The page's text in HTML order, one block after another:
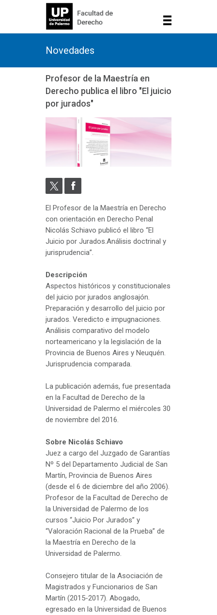
Novedades
Profesor de la Maestría en
Derecho publica el libro "El juicio
por jurados"
El Profesor de la Maestría en Derecho
con orientación en Derecho Penal
Nicolás Schiavo publicó el libro “El
Juicio por Jurados.Análisis doctrinal y
jurisprudencia”.
Descripción
Aspectos históricos y constitucionales
del juicio por jurados anglosajón.
Preparación y desarrollo del juicio por
jurados. Veredicto e impugnaciones.
Análisis comparativo del modelo
norteamericano y la legislación de la
Provincia de Buenos Aires y Neuquén.
Jurisprudencia comparada.
La publicación además, fue presentada
en la Facultad de Derecho de la
Universidad de Palermo el miércoles 30
de noviembre del 2016.
Sobre Nicolás Schiavo
Juez a cargo del Juzgado de Garantías
Nº 5 del Departamento Judicial de San
Martín, Provincia de Buenos Aires
(desde el 6 de diciembre del año 2006).
Profesor de la Facultad de Derecho de
la Universidad de Palermo de los
cursos “Juicio Por Jurados” y
“Valoración Racional de la Prueba” de
la Maestría en Derecho de la
Universidad de Palermo.
Consejero titular de la Asociación de
Magistrados y Funcionarios de San
Martín (2015-2017). Abogado,
egresado en la Universidad de Buenos